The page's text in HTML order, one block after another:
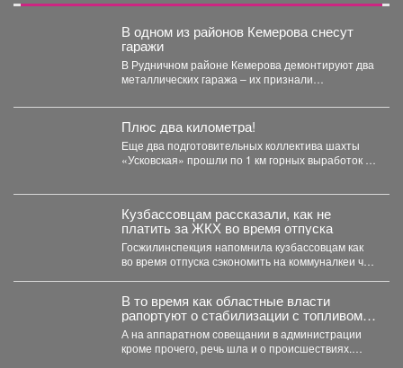
В одном из районов Кемерова снесут
гаражи
В Рудничном районе Кемерова демонтируют два
металлических гаража – их признали
Плюс два километра!
Еще два подготовительных коллектива шахты
«Усковская» прошли по 1 км горных выработок с
Кузбассовцам рассказали, как не
платить за ЖКХ во время отпуска
Госжилинспекция напомнила кузбассовцам как
во время отпуска сэкономить на коммуналкеи что
В то время как областные власти
рапортуют о стабилизации с топливом в
Кузбассе, пожарные предупреждают
тех, кто перестраховался и набрал
бензина и дизтоплива впрок.
А на аппаратном совещании в администрации
кроме прочего, речь шла и о происшествиях.